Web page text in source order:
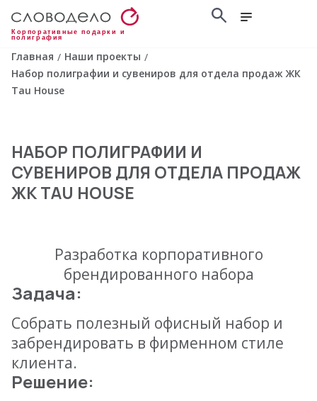
Корпоративные подарки и
полиграфия
Главная / Наши проекты /
Набор полиграфии и сувениров для отдела продаж ЖК
Tau House
НАБОР ПОЛИГРАФИИ И
СУВЕНИРОВ ДЛЯ ОТДЕЛА ПРОДАЖ
ЖК TAU HOUSE
Разработка корпоративного
брендированного набора
Задача:
Собрать полезный офисный набор и
забрендировать в фирменном стиле
клиента.
Решение: